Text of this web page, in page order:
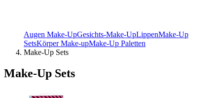
Augen Make-UpGesichts-Make-UpLippenMake-Up
SetsKörper Make-upMake-Up Paletten
Make-Up Sets
Make-Up Sets